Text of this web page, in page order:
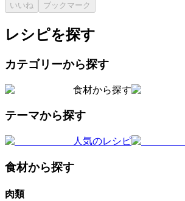
いいね ブックマーク
レシピを探す
カテゴリーから探す
食材から探す
テーマから探す
人気のレシピ
食材から探す
肉類